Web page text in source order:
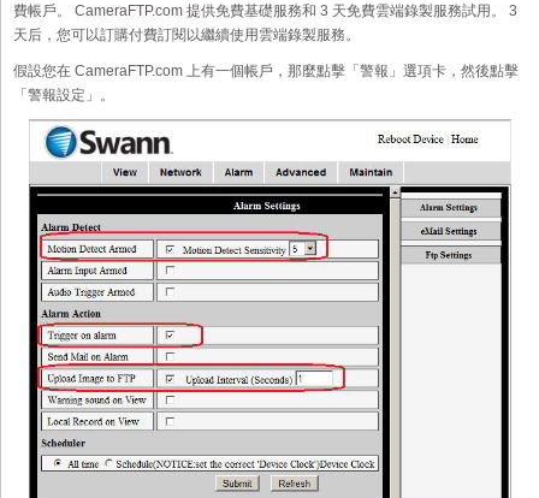
費帳戶。 CameraFTP.com 提供免費基礎服務和 3 天免費雲端錄製服務試用。 3
天后，您可以訂購付費訂閱以繼續使用雲端錄製服務。
假設您在 CameraFTP.com 上有一個帳戶，那麼點擊「警報」選項卡，然後點擊
「警報設定」。